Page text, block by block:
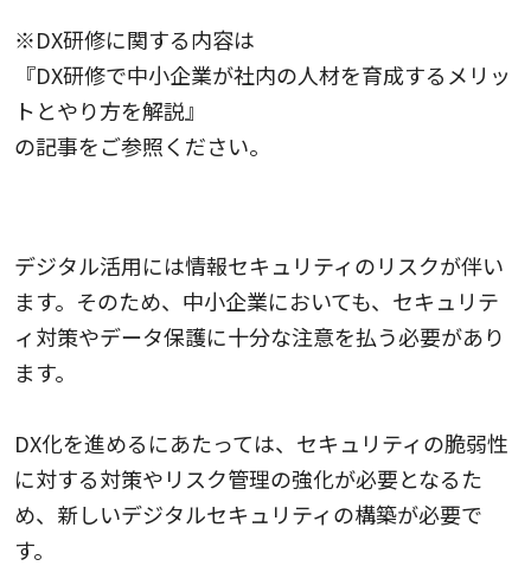
※DX研修に関する内容は
『DX研修で中小企業が社内の人材を育成するメリッ
トとやり方を解説』
の記事をご参照ください。
デジタル活用には情報セキュリティのリスクが伴い
ます。そのため、中小企業においても、セキュリテ
ィ対策やデータ保護に十分な注意を払う必要があり
ます。
DX化を進めるにあたっては、セキュリティの脆弱性
に対する対策やリスク管理の強化が必要となるた
め、新しいデジタルセキュリティの構築が必要で
す。